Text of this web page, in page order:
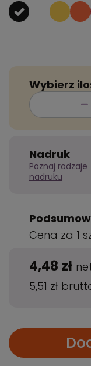
Wybierz
Nadruk
Poznaj rodzaje
nadruku
Cena za 1
4,48 zł
5,51 zł